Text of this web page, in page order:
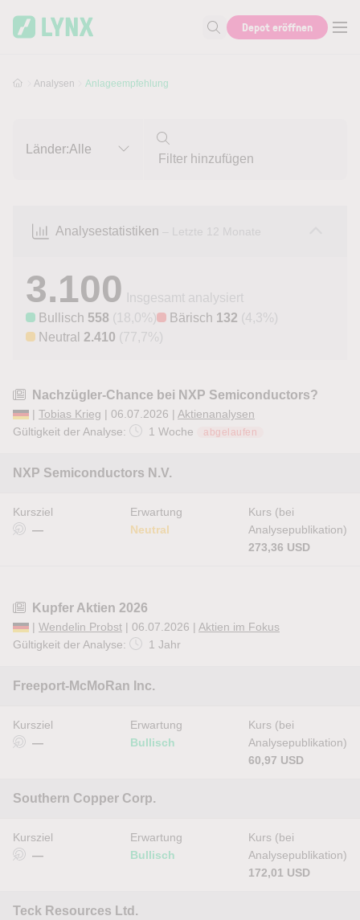
Suche nach Aktie, Autor...
Depot eröffnen
Analysen Anlageempfehlung
Länder:Alle
Analysestatistiken – Letzte 12 Monate
3.100
Insgesamt analysiert
Bullisch 558 (18,0%) Bärisch 132 (4,3%)
Neutral 2.410 (77,7%)
Nachzügler-Chance bei NXP Semiconductors?
| Tobias Krieg | 06.07.2026 | Aktienanalysen
Gültigkeit der Analyse:
1 Woche abgelaufen
NXP Semiconductors N.V.
Kursziel
—
Erwartung
Neutral
Kurs (bei
Analysepublikation)
273,36 USD
Kupfer Aktien 2026
| Wendelin Probst | 06.07.2026 | Aktien im Fokus
Gültigkeit der Analyse:
1 Jahr
Freeport-McMoRan Inc.
Kursziel
—
Erwartung
Bullisch
Kurs (bei
Analysepublikation)
60,97 USD
Southern Copper Corp.
Kursziel
—
Erwartung
Bullisch
Kurs (bei
Analysepublikation)
172,01 USD
Teck Resources Ltd.